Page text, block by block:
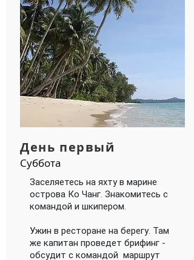
День первый
Суббота
Заселяетесь на яхту в марине
острова Ко Чанг. Знакомитесь с
командой и шкипером.
Ужин в ресторане на берегу. Там
же капитан проведет брифинг -
обсудит с командой маршрут